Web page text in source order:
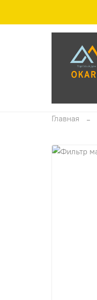
Главная